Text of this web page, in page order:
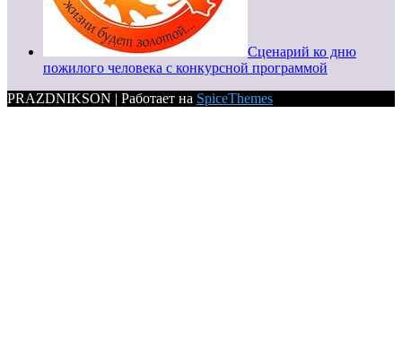
Сценарий ко дню
пожилого человека с конкурсной программой
PRAZDNIKSON | Работает на SpiceThemes